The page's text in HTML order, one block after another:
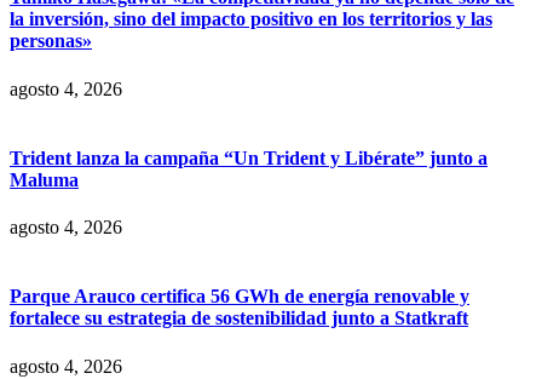
la inversión, sino del impacto positivo en los territorios y las
personas»
agosto 4, 2026
Trident lanza la campaña “Un Trident y Libérate” junto a
Maluma
agosto 4, 2026
Parque Arauco certifica 56 GWh de energía renovable y
fortalece su estrategia de sostenibilidad junto a Statkraft
agosto 4, 2026